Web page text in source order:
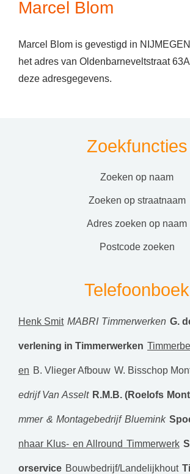
Marcel Blom
Marcel Blom is gevestigd in
het adres van Oldenbarneveltstraat
deze adresgegevens.
Zoekfuncties
zoeken op naam
zoeken op straatnaam
adres zoeken op naam
postcode zoeken
Telefoonboek
Henk Smit MABRI Timmerwerken G.
verlening in Timmerwerken
en B. Vlieger Afbouw W. Bisschop
edrijf Van Asselt R.M.B. (Roelofs
mmer & Montagebedrijf Bluemink
nhaar Klus- en Allround Timmerwerk
orservice Bouwbedrijf/Landelijkhout